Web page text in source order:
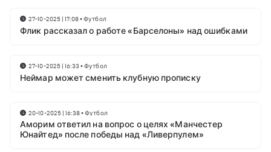
27-10-2025 | 17:08•Футбол
Флик рассказал о работе «Барселоны» над ошибками
27-10-2025 | 16:33 •Футбол
Неймар может сменить клубную прописку
20-10-2025 | 16:38•Футбол
Аморим ответил на вопрос о целях «Манчестер
Юнайтед» после победы над «Ливерпулем»